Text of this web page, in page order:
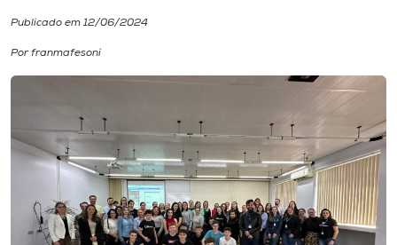
Internacionalização
Diplomados
Cultura
Publicado em 12/06/2024
Por franmafesoni